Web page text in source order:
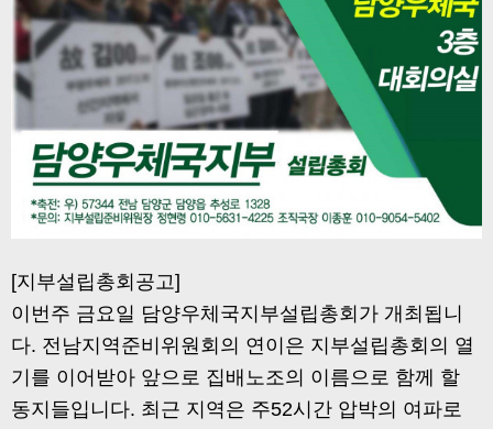
[지부설립총회공고]
이번주 금요일 담양우체국지부설립총회가 개최됩니
다. 전남지역준비위원회의 연이은 지부설립총회의 열
기를 이어받아 앞으로 집배노조의 이름으로 함께 할
동지들입니다. 최근 지역은 주52시간 압박의 여파로